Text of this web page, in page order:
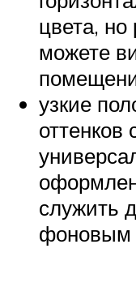
цвета,
можете
узкие
оттенков
служить
фоновым